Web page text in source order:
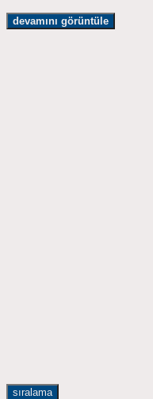
devamını görüntüle
sıralama